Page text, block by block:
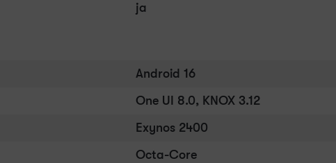
ja
Android 16
One UI 8.0, KNOX 3.12
Exynos 2400
Octa-Core